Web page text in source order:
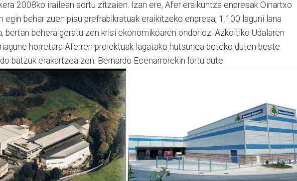
2008ko irailean sortu zitzaien. Izan ere, Afer eraikuntza enpresak Oinartxo
egin behar zuen pisu prefrabikratuak eraikitzeko enpresa, 1.100 laguni lana
bertan behera geratu zen krisi ekonomikoaren ondorioz. Azkoitiko Udalaren
horretara Aferren proiektuak lagatako hutsunea beteko duten beste
batzuk erakartzea zen. Bernardo Ecenarrorekin lortu dute.